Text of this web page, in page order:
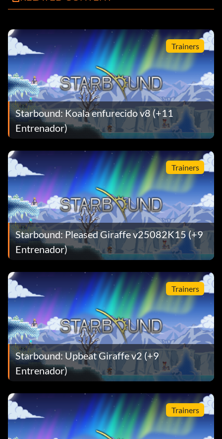
Trainers
Starbound: Koala enfurecido v8 (+11
Entrenador)
Trainers
Starbound: Pleased Giraffe v25082K15 (+9
Entrenador)
Trainers
Starbound: Upbeat Giraffe v2 (+9
Entrenador)
Trainers